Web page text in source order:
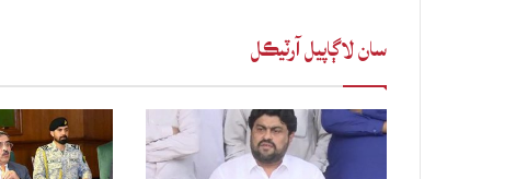
سان لاڳاپيل آرٽيڪل